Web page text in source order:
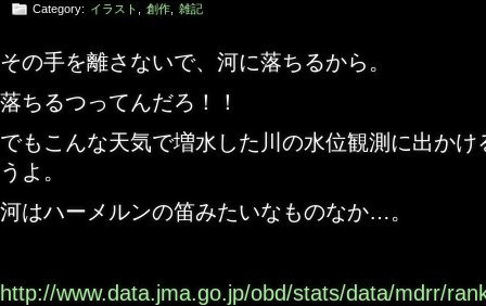
Category: イラスト 創作 雑記
その手を離さないで、河に落ちるから。
落ちるつってんだろ！！
でもこんな天気で増水した川の水位観測に出か
うよ。
河はハーメルンの笛みたいなものなか…。
http://www.data.jma.go.jp/obd/stats/data/mdrr/